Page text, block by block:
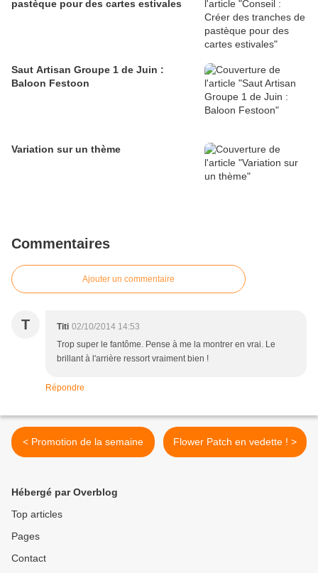
pastèque pour des cartes estivales
Saut Artisan Groupe 1 de Juin :
Baloon Festoon
Variation sur un thème
Commentaires
Ajouter un commentaire
T Titi 02/10/2014 14:53
Trop super le fantôme. Pense à me la montrer en vrai. Le
brillant à l'arrière ressort vraiment bien !
Répondre
< Promotion de la semaine Flower Patch en vedette ! >
Hébergé par Overblog
Top articles
Pages
Contact